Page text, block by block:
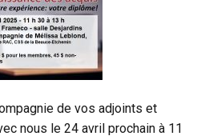
de vos adjoints et
nous le 24 avril prochain à 11